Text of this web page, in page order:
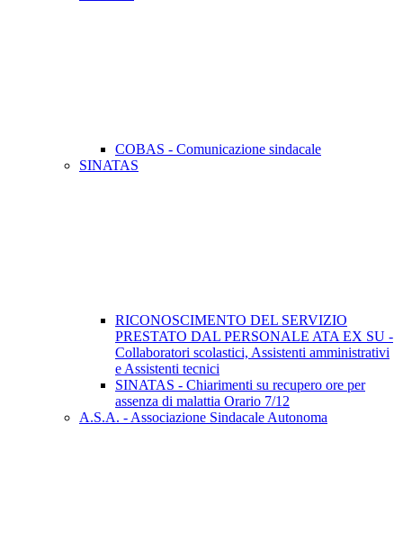
COBAS - Comunicazione sindacale
SINATAS
RICONOSCIMENTO DEL SERVIZIO
PRESTATO DAL PERSONALE ATA EX SU -
Collaboratori scolastici, Assistenti amministrativi
e Assistenti tecnici
SINATAS - Chiarimenti su recupero ore per
assenza di malattia Orario 7/12
A.S.A. - Associazione Sindacale Autonoma